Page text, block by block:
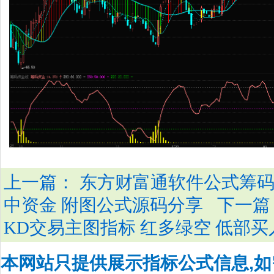
上一篇： 东方财富通软件公式筹
中资金 附图公式源码分享
下一
KD交易主图指标 红多绿空 低部
本网站只提供展示指标公式信息,